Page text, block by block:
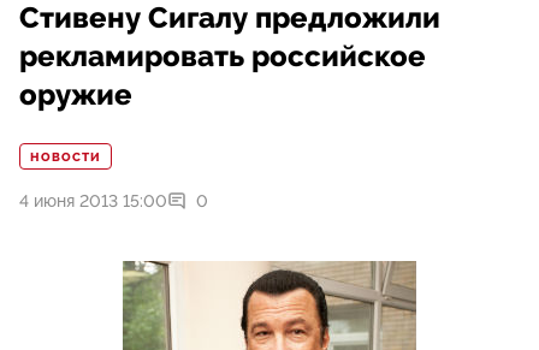
Стивену Сигалу предложили
рекламировать российское
оружие
НОВОСТИ
4 июня 2013 15:00 0